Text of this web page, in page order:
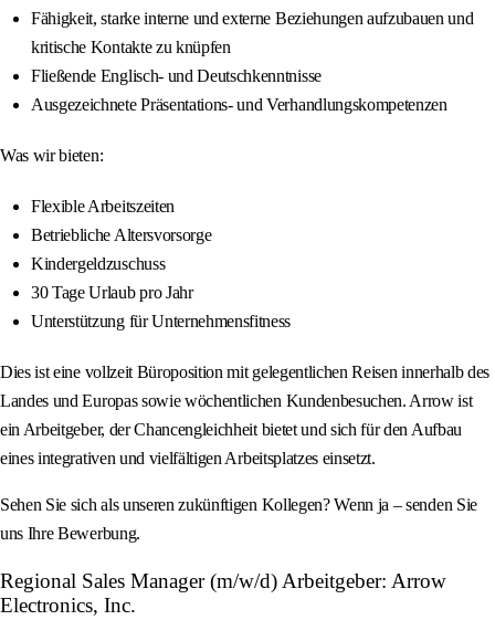
Fähigkeit, starke interne und externe Beziehungen aufzubauen und
kritische Kontakte zu knüpfen
Fließende Englisch- und Deutschkenntnisse
Ausgezeichnete Präsentations- und Verhandlungskompetenzen
Was wir bieten:
Flexible Arbeitszeiten
Betriebliche Altersvorsorge
Kindergeldzuschuss
30 Tage Urlaub pro Jahr
Unterstützung für Unternehmensfitness
Dies ist eine vollzeit Büroposition mit gelegentlichen Reisen innerhalb des
Landes und Europas sowie wöchentlichen Kundenbesuchen. Arrow ist
ein Arbeitgeber, der Chancengleichheit bietet und sich für den Aufbau
eines integrativen und vielfältigen Arbeitsplatzes einsetzt.
Sehen Sie sich als unseren zukünftigen Kollegen? Wenn ja – senden Sie
uns Ihre Bewerbung.
Regional Sales Manager (m/w/d) Arbeitgeber: Arrow
Electronics, Inc.